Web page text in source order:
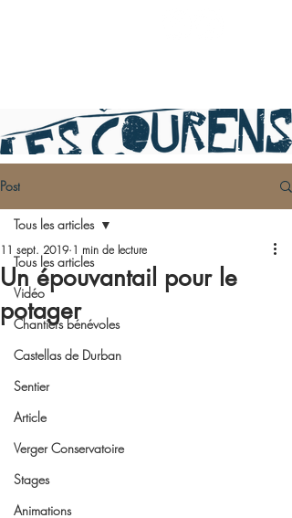
Post
Tous les articles
Vidéo
Chantiers bénévoles
Castellas de Durban
Sentier
Article
Verger Conservatoire
Stages
Animations
Tous les articles
Un épouvantail pour le
potager
11 sept. 2019 1 min de lecture